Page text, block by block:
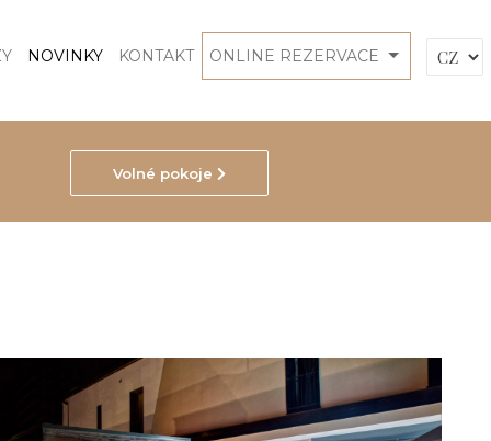
NOVINKY KONTAKT ONLINE REZERVACE
Volné pokoje